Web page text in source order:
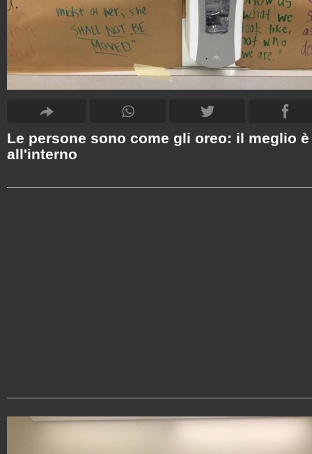
Le persone sono come gli oreo: il meglio è
all'interno